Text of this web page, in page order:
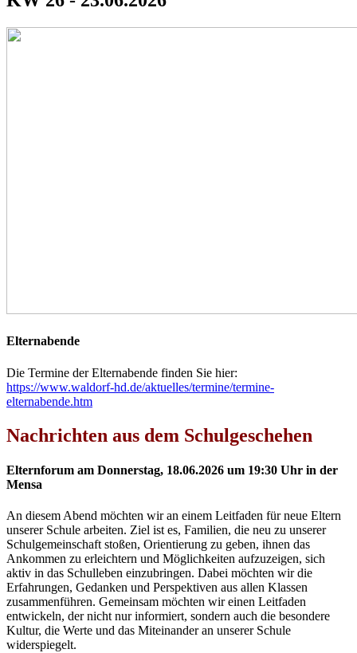
Elternabende
Die Termine der Elternabende finden Sie hier:
https://www.waldorf-hd.de/aktuelles/termine/termine-
elternabende.htm
Nachrichten aus dem Schulgeschehen
Elternforum am Donnerstag, 18.06.2026 um 19:30 Uhr in der
Mensa
An diesem Abend möchten wir an einem Leitfaden für neue Eltern
unserer Schule arbeiten. Ziel ist es, Familien, die neu zu unserer
Schulgemeinschaft stoßen, Orientierung zu geben, ihnen das
Ankommen zu erleichtern und Möglichkeiten aufzuzeigen, sich
aktiv in das Schulleben einzubringen. Dabei möchten wir die
Erfahrungen, Gedanken und Perspektiven aus allen Klassen
zusammenführen. Gemeinsam möchten wir einen Leitfaden
entwickeln, der nicht nur informiert, sondern auch die besondere
Kultur, die Werte und das Miteinander an unserer Schule
widerspiegelt.